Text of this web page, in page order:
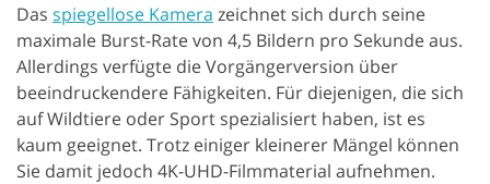
Das spiegellose Kamera zeichnet sich durch seine
maximale Burst-Rate von 4,5 Bildern pro Sekunde aus.
Allerdings verfügte die Vorgängerversion über
beeindruckendere Fähigkeiten. Für diejenigen, die sich
auf Wildtiere oder Sport spezialisiert haben, ist es
kaum geeignet. Trotz einiger kleinerer Mängel können
Sie damit jedoch 4K-UHD-Filmmaterial aufnehmen.